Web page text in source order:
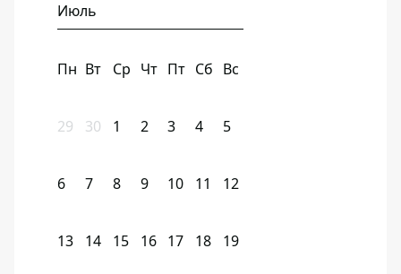
Июль
Пн Вт Ср Чт Пт Сб Вс
29 30 1 2 3 4 5
6 7 8 9 10 11 12
13 14 15 16 17 18 19